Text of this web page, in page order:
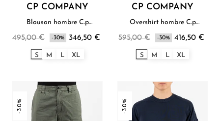
CP COMPANY
Blouson hombre C.p
495,00 € -30% 346,50 €
S M L XL
CP COMPANY
Overshirt hombre C.p
595,00 € -30% 416,50 €
S M L XL
-30% -30%